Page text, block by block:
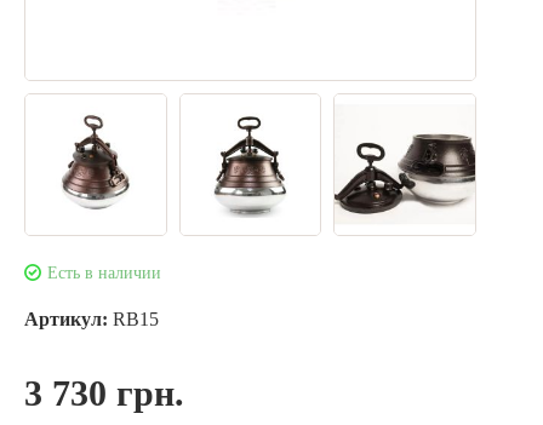
Есть в наличии
Артикул: RB15
3 730 грн.